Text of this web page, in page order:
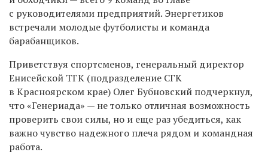
с руководителями предприятий. Энергетиков
встречали молодые футболисты и команда
барабанщиков.
Приветствуя спортсменов, генеральный директор
Енисейской ТГК (подразделение СГК
в Красноярском крае) Олег Бубновский подчеркнул,
что «Генериада» — не только отличная возможность
проверить свои силы, но и еще раз убедиться, как
важно чувство надежного плеча рядом и командная
работа.